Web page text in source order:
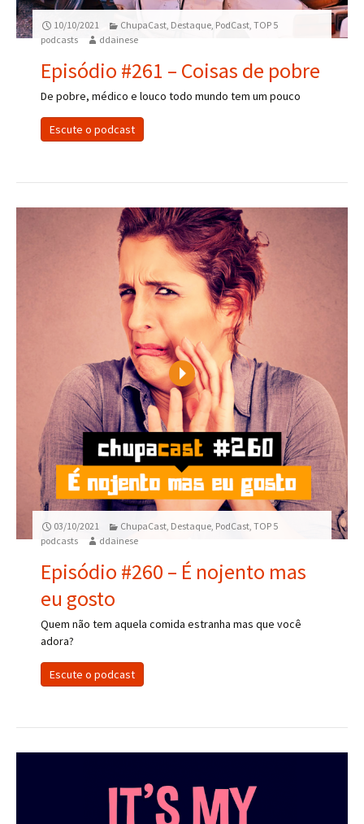
10/10/2021 ChupaCast Destaque PodCast ,TOP 5
podcasts
ddainese
Episódio #261 – Coisas de pobre
De pobre, médico e louco todo mundo tem um pouco
Escute o podcast
Play
03/10/2021 ChupaCast, Destaque, PodCast,TOP 5
podcasts
ddainese
Episódio #260 – É nojento mas
eu gosto
Quem não tem aquela comida estranha mas que você
adora?
Escute o podcast